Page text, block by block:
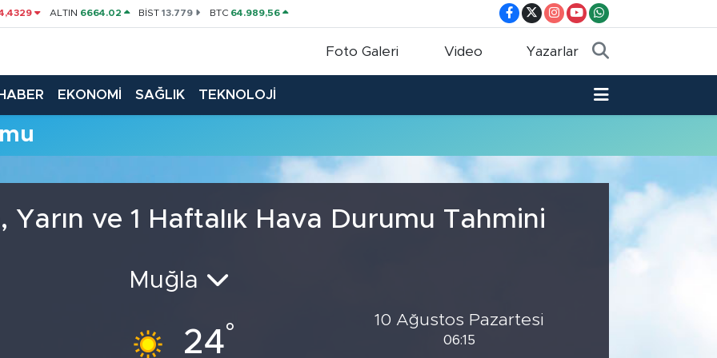
ALTIN 6664.02 BİST13.779 BTC 64.989,56
Foto Galeri Video Yazarlar
HABER EKONOMİ SAĞLIK TEKNOLOJİ
Yarın ve 1 Haftalık Hava Durumu Tahmini
Muğla
24°
10 Ağustos Pazartesi
06:15